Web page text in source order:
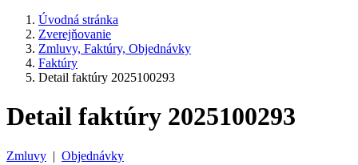
Úvodná stránka
Zverejňovanie
Zmluvy, Faktúry, Objednávky
Faktúry
Detail faktúry 2025100293
Detail faktúry 2025100293
Zmluvy | Objednávky